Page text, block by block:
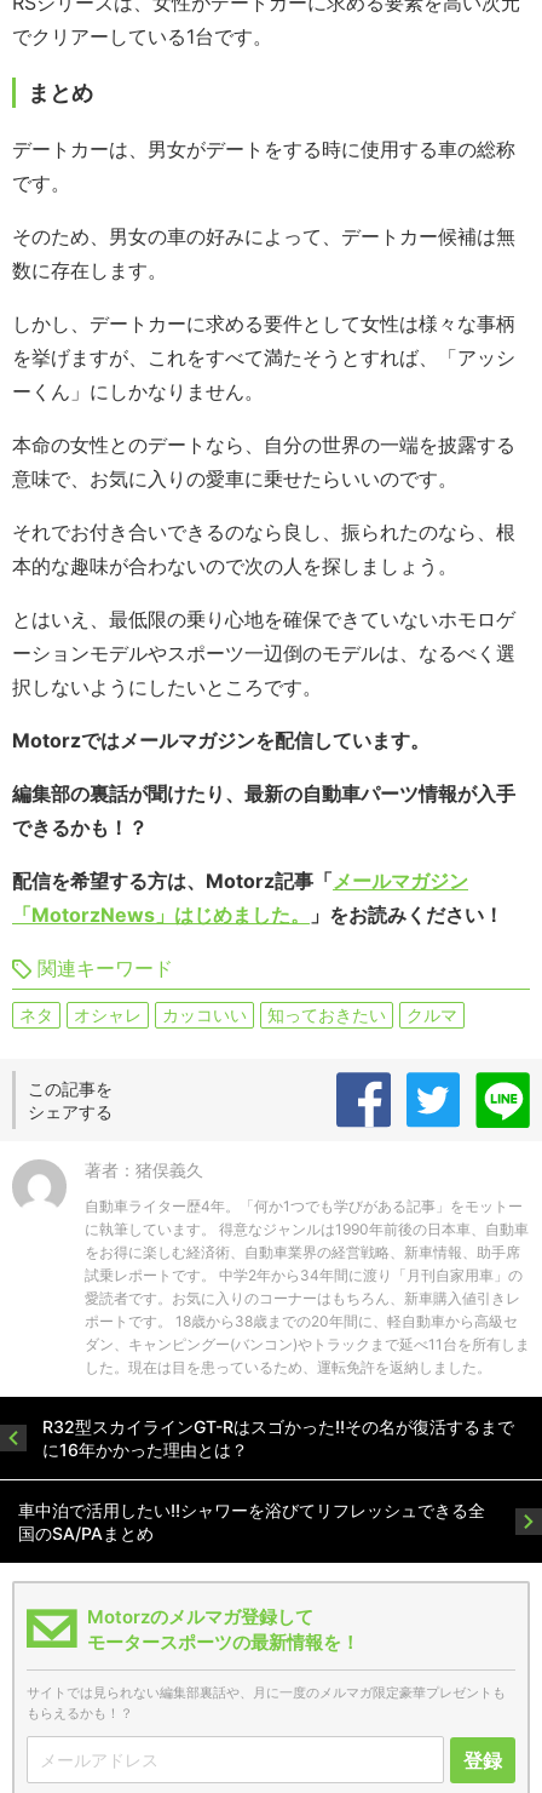
でクリアーしている1台です。
まとめ
デートカーは、男女がデートをする時に使用する車の総称
です。
そのため、男女の車の好みによって、デートカー候補は無
数に存在します。
しかし、デートカーに求める要件として女性は様々な事柄
を挙げますが、これをすべて満たそうとすれば、「アッシ
ーくん」にしかなりません。
本命の女性とのデートなら、自分の世界の一端を披露する
意味で、お気に入りの愛車に乗せたらいいのです。
それでお付き合いできるのなら良し、振られたのなら、根
本的な趣味が合わないので次の人を探しましょう。
とはいえ、最低限の乗り心地を確保できていないホモロゲ
ーションモデルやスポーツ一辺倒のモデルは、なるべく選
択しないようにしたいところです。
Motorzではメールマガジンを配信しています。
編集部の裏話が聞けたり、最新の自動車パーツ情報が入手
できるかも！？
配信を希望する方は、Motorz記事「メールマガジン
「MotorzNews」はじめました。
」をお読みください！
関連キーワード
ネタ オシャレ カッコいい 知っておきたい クルマ
この記事を
シェアする
著者：猪俣義久
自動車ライター歴4年。「何か1つでも学びがある記事」をモットー
に執筆しています。 得意なジャンルは1990年前後の日本車、自動車
をお得に楽しむ経済術、自動車業界の経営戦略、新車情報、助手席
試乗レポートです。 中学2年から34年間に渡り「月刊自家用車」の
愛読者です。お気に入りのコーナーはもちろん、新車購入値引きレ
ポートです。 18歳から38歳までの20年間に、軽自動車から高級セ
ダン、キャンピングー(バンコン)やトラックまで延べ11台を所有しま
した。現在は目を患っているため、運転免許を返納しました。
R32型スカイラインGT-Rはスゴかった!!その名が復活するまで
に16年かかった理由とは？
車中泊で活用したい!!シャワーを浴びてリフレッシュできる全
国のSA/PAまとめ
Motorzのメルマガ登録して
モータースポーツの最新情報を！
サイトでは見られない編集部裏話や、月に一度のメルマガ限定豪華プレゼントも
もらえるかも！？
登録